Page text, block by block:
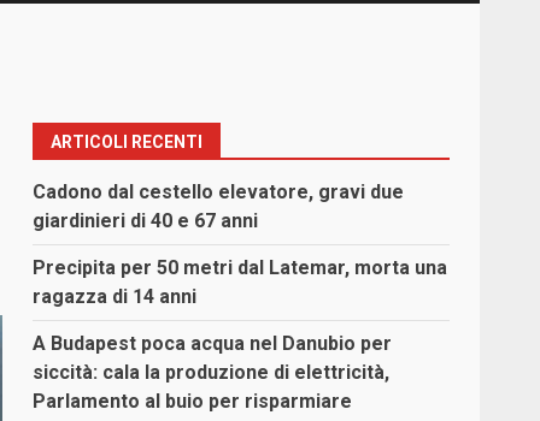
ARTICOLI RECENTI
Cadono dal cestello elevatore, gravi due
giardinieri di 40 e 67 anni
Precipita per 50 metri dal Latemar, morta una
ragazza di 14 anni
A Budapest poca acqua nel Danubio per
siccità: cala la produzione di elettricità,
Parlamento al buio per risparmiare